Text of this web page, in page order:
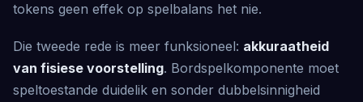
tokens geen effek op spelbalans het nie.
Die tweede rede is meer funksioneel: akkuraatheid
van fisiese voorstelling. Bordspelkomponente moet
speltoestande duidelik en sonder dubbelsinnigheid